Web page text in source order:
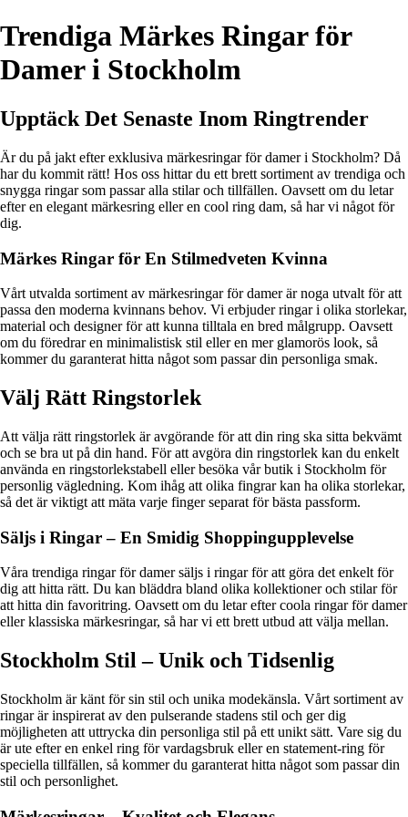
Trendiga Märkes Ringar för
Damer i Stockholm
Upptäck Det Senaste Inom Ringtrender
Är du på jakt efter exklusiva märkesringar för damer i Stockholm? Då
har du kommit rätt! Hos oss hittar du ett brett sortiment av trendiga och
snygga ringar som passar alla stilar och tillfällen. Oavsett om du letar
efter en elegant märkesring eller en cool ring dam, så har vi något för
dig.
Märkes Ringar för En Stilmedveten Kvinna
Vårt utvalda sortiment av märkesringar för damer är noga utvalt för att
passa den moderna kvinnans behov. Vi erbjuder ringar i olika storlekar,
material och designer för att kunna tilltala en bred målgrupp. Oavsett
om du föredrar en minimalistisk stil eller en mer glamorös look, så
kommer du garanterat hitta något som passar din personliga smak.
Välj Rätt Ringstorlek
Att välja rätt ringstorlek är avgörande för att din ring ska sitta bekvämt
och se bra ut på din hand. För att avgöra din ringstorlek kan du enkelt
använda en ringstorlekstabell eller besöka vår butik i Stockholm för
personlig vägledning. Kom ihåg att olika fingrar kan ha olika storlekar,
så det är viktigt att mäta varje finger separat för bästa passform.
Säljs i Ringar – En Smidig Shoppingupplevelse
Våra trendiga ringar för damer säljs i ringar för att göra det enkelt för
dig att hitta rätt. Du kan bläddra bland olika kollektioner och stilar för
att hitta din favoritring. Oavsett om du letar efter coola ringar för damer
eller klassiska märkesringar, så har vi ett brett utbud att välja mellan.
Stockholm Stil – Unik och Tidsenlig
Stockholm är känt för sin stil och unika modekänsla. Vårt sortiment av
ringar är inspirerat av den pulserande stadens stil och ger dig
möjligheten att uttrycka din personliga stil på ett unikt sätt. Vare sig du
är ute efter en enkel ring för vardagsbruk eller en statement-ring för
speciella tillfällen, så kommer du garanterat hitta något som passar din
stil och personlighet.